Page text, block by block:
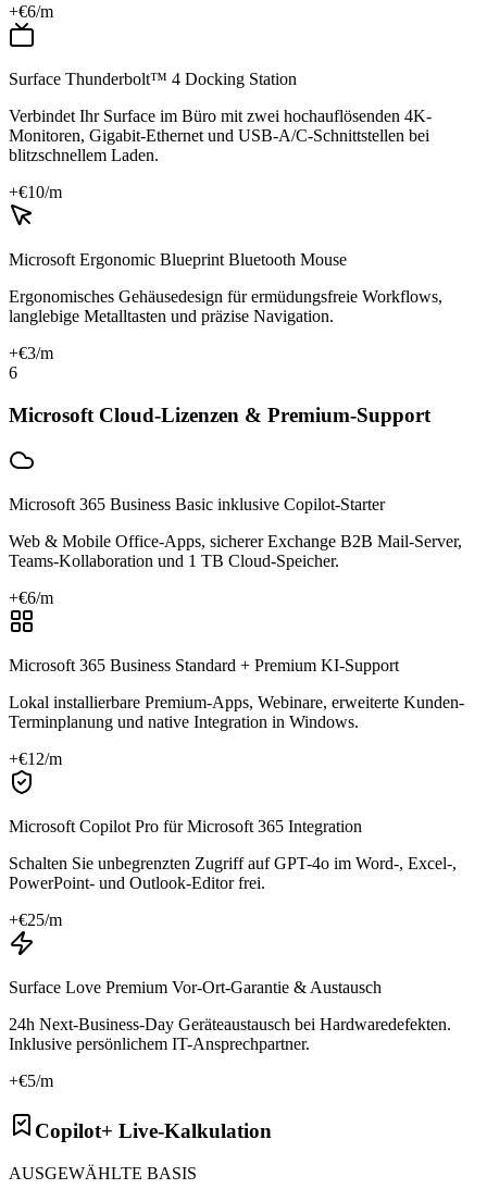
+€6/m
Surface Thunderbolt™ 4 Docking Station
Verbindet Ihr Surface im Büro mit zwei hochauflösenden 4K-
Monitoren, Gigabit-Ethernet und USB-A/C-Schnittstellen bei
blitzschnellem Laden.
+€10/m
Microsoft Ergonomic Blueprint Bluetooth Mouse
Ergonomisches Gehäusedesign für ermüdungsfreie Workflows,
langlebige Metalltasten und präzise Navigation.
+€3/m
6
Microsoft Cloud-Lizenzen & Premium-Support
Microsoft 365 Business Basic inklusive Copilot-Starter
Web & Mobile Office-Apps, sicherer Exchange B2B Mail-Server,
Teams-Kollaboration und 1 TB Cloud-Speicher.
+€6/m
Microsoft 365 Business Standard + Premium KI-Support
Lokal installierbare Premium-Apps, Webinare, erweiterte Kunden-
Terminplanung und native Integration in Windows.
+€12/m
Microsoft Copilot Pro für Microsoft 365 Integration
Schalten Sie unbegrenzten Zugriff auf GPT-4o im Word-, Excel-,
PowerPoint- und Outlook-Editor frei.
+€25/m
Surface Love Premium Vor-Ort-Garantie & Austausch
24h Next-Business-Day Geräteaustausch bei Hardwaredefekten.
Inklusive persönlichem IT-Ansprechpartner.
+€5/m
Copilot+ Live-Kalkulation
AUSGEWÄHLTE BASIS